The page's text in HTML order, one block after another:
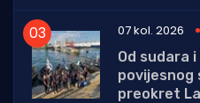
07 kol. 2026
Od sudara
povijesnog
preokret